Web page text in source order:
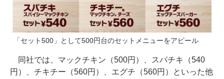
「セット500」として500円台のセットメニューをアピール
同社では、マックチキン（500円）、スパチキ（540
円）、チキチー（560円）、エグチ（560円）といった他